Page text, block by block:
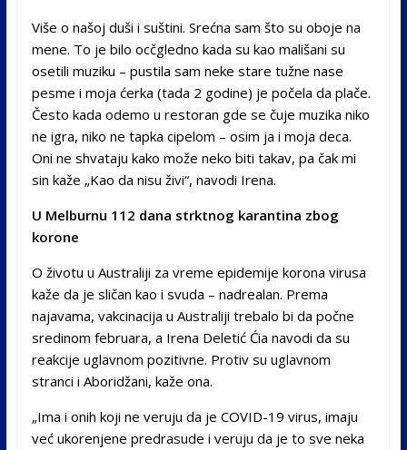
Više o našoj duši i suštini. Srećna sam što su oboje na
mene. To je bilo ocčgledno kada su kao mališani su
osetili muziku – pustila sam neke stare tužne nase
pesme i moja ćerka (tada 2 godine) je počela da plače.
Često kada odemo u restoran gde se čuje muzika niko
ne igra, niko ne tapka cipelom – osim ja i moja deca.
Oni ne shvataju kako može neko biti takav, pa čak mi
sin kaže „Kao da nisu živi“, navodi Irena.
U Melburnu 112 dana strktnog karantina zbog
korone
O životu u Australiji za vreme epidemije korona virusa
kaže da je sličan kao i svuda – nadrealan. Prema
najavama, vakcinacija u Australiji trebalo bi da počne
sredinom februara, a Irena Deletić Ćia navodi da su
reakcije uglavnom pozitivne. Protiv su uglavnom
stranci i Aboridžani, kaže ona.
„Ima i onih koji ne veruju da je COVID-19 virus, imaju
već ukorenjene predrasude i veruju da je to sve neka